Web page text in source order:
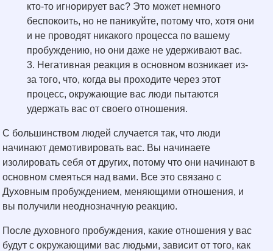
кто-то игнорирует вас? Это может немного
беспокоить, но не паникуйте, потому что, хотя они
и не проводят никакого процесса по вашему
пробуждению, но они даже не удерживают вас.
Негативная реакция в основном возникает из-
за того, что, когда вы проходите через этот
процесс, окружающие вас люди пытаются
удержать вас от своего отношения.
С большинством людей случается так, что люди
начинают демотивировать вас. Вы начинаете
изолировать себя от других, потому что они начинают в
основном смеяться над вами. Все это связано с
Духовным пробуждением, меняющими отношения, и
вы получили неоднозначную реакцию.
После духовного пробуждения, какие отношения у вас
будут с окружающими вас людьми, зависит от того, как